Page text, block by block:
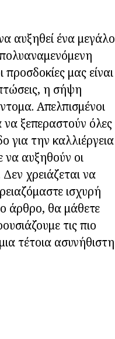
αυξηθεί ένα μεγάλο
μας είναι
η σήψη
Απελπισμένοι
να ξεπεραστούν όλες
για την καλλιέργεια
αυξηθούν οι
χρειάζεται να
ισχυρή
άρθρο, θα μάθετε
τις πιο
τέτοια ασυνήθιστη